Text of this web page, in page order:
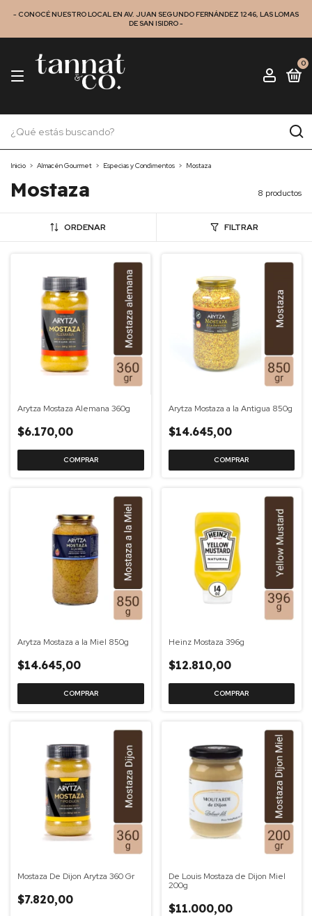
- CONOCÉ NUESTRO LOCAL EN AV. JUAN SEGUNDO FERNÁNDEZ 1246, LAS LOMAS
DE SAN ISIDRO -
0
Inicio > Almacén Gourmet > Especias y Condimentos > Mostaza
Mostaza 8 productos
ORDENAR FILTRAR
Arytza Mostaza Alemana 360g
$6.170,00
Arytza Mostaza a la Antigua 850g
$14.645,00
Arytza Mostaza a la Miel 850g
$14.645,00
Heinz Mostaza 396g
$12.810,00
Mostaza De Dijon Arytza 360 Gr
$7.820,00
De Louis Mostaza de Dijon Miel
200g
$11.000,00